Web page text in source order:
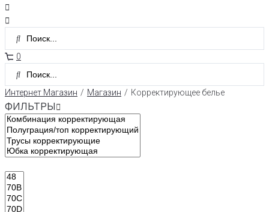
0
Интернет Магазин / Магазин / Корректирующее белье
ФИЛЬТРЫ